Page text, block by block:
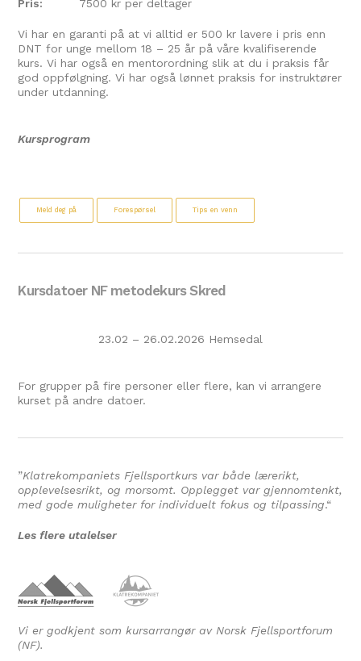
Pris: 7500 kr per deltager
Vi har en garanti på at vi alltid er 500 kr lavere i pris enn
DNT for unge mellom 18 – 25 år på våre kvalifiserende
kurs. Vi har også en mentorordning slik at du i praksis får
god oppfølgning. Vi har også lønnet praksis for instruktører
under utdanning.
Kursprogram
Meld deg på Forespørsel Tips en venn
Kursdatoer NF metodekurs Skred
23.02 – 26.02.2026 Hemsedal
For grupper på fire personer eller flere, kan vi arrangere
kurset på andre datoer.
”Klatrekompaniets Fjellsportkurs var både lærerikt,
opplevelsesrikt, og morsomt. Opplegget var gjennomtenkt,
med gode muligheter for individuelt fokus og tilpassing.“
Les flere utalelser
Vi er godkjent som kursarrangør av Norsk Fjellsportforum
(NF).